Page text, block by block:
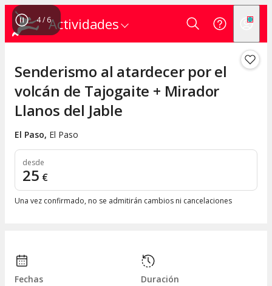
Actividades
4/ 6
Senderismo al atardecer por el
volcán de Tajogaite + Mirador
Llanos del Jable
El Paso, El Paso
desde
25 €
Una vez confirmado, no se admitirán cambios ni cancelaciones
Fechas
Duración